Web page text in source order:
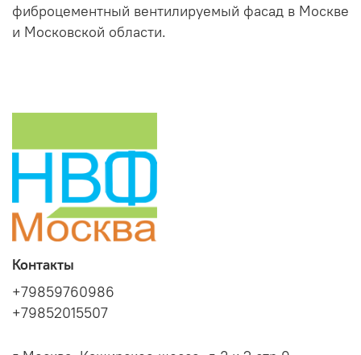
фиброцементный вентилируемый фасад в Москве
и Московской области.
Контакты
+79859760986
+79852015507